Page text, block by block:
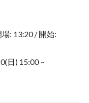
: 13:20 / 開始:
日) 15:00 ~